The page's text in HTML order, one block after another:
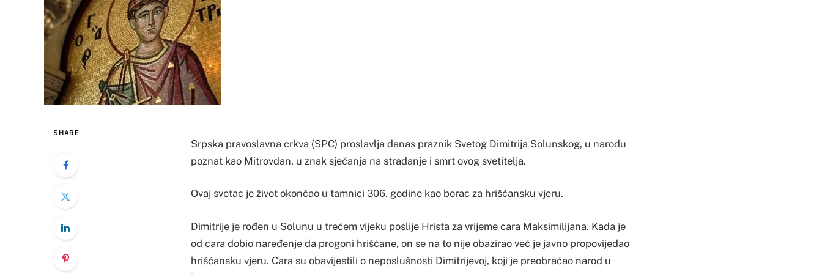
SHARE
Srpska pravoslavna crkva (SPC) proslavlja danas praznik Svetog Dimitrija Solunskog, u narodu
poznat kao Mitrovdan, u znak sjećanja na stradanje i smrt ovog svetitelja.
Ovaj svetac je život okončao u tamnici 306. godine kao borac za hrišćansku vjeru.
Dimitrije je rođen u Solunu u trećem vijeku poslije Hrista za vrijeme cara Maksimilijana. Kada je
od cara dobio naređenje da progoni hrišćane, on se na to nije obazirao već je javno propovijedao
hrišćansku vjeru. Cara su obavijestili o neposlušnosti Dimitrijevoj, koji je preobraćao narod u